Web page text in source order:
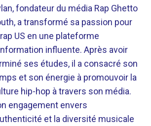
fondateur du média Rap Ghetto
a transformé sa passion pour
rap US en une plateforme
influente. Après avoir
ses études, il a consacré son
et son énergie à promouvoir la
hip-hop à travers son média.
engagement envers
et la diversité musicale